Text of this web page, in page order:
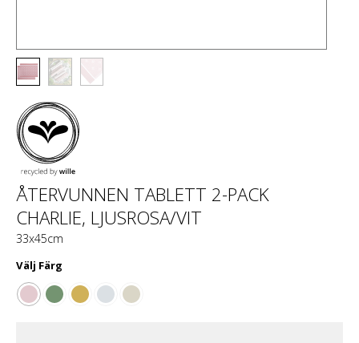
ÅTERVUNNEN TABLETT 2-PACK
CHARLIE, LJUSROSA/VIT
33x45cm
Välj Färg